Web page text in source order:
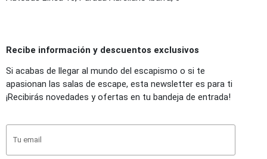
Recibe información y descuentos exclusivos
Si acabas de llegar al mundo del escapismo o si te
apasionan las salas de escape, esta newsletter es para ti
¡Recibirás novedades y ofertas en tu bandeja de entrada!